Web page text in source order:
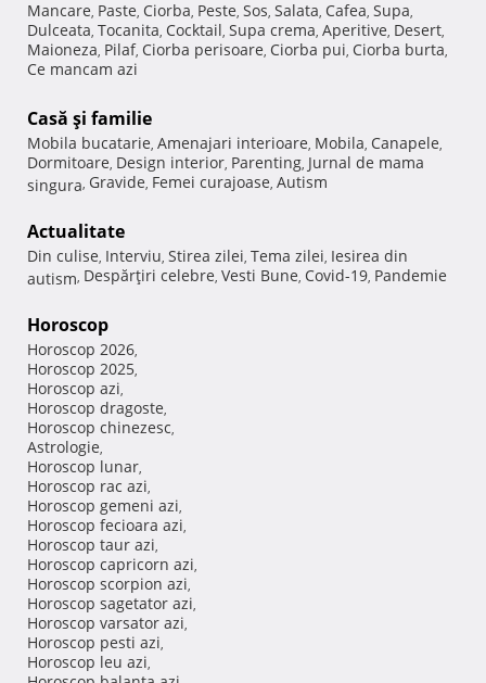
Mancare, Paste, Ciorba, Peste, Sos, Salata, Cafea, Supa,
Dulceata, Tocanita, Cocktail, Supa crema, Aperitive, Desert,
Maioneza, Pilaf, Ciorba perisoare, Ciorba pui, Ciorba burta,
Ce mancam azi
Casă şi familie
Mobila bucatarie, Amenajari interioare, Mobila, Canapele,
Dormitoare, Design interior, Parenting, Jurnal de mama
singura, Gravide, Femei curajoase, Autism
Actualitate
Din culise, Interviu, Stirea zilei, Tema zilei, Iesirea din
autism, Despărţiri celebre, Vesti Bune, Covid-19, Pandemie
Horoscop
Horoscop 2026,
Horoscop 2025,
Horoscop azi,
Horoscop dragoste,
Horoscop chinezesc,
Astrologie,
Horoscop lunar,
Horoscop rac azi,
Horoscop gemeni azi,
Horoscop fecioara azi,
Horoscop taur azi,
Horoscop capricorn azi,
Horoscop scorpion azi,
Horoscop sagetator azi,
Horoscop varsator azi,
Horoscop pesti azi,
Horoscop leu azi,